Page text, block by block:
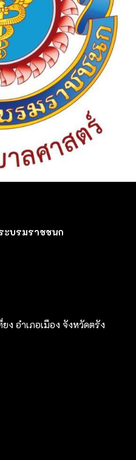
บรมราชชนก
ง อำเภอเมือง จังหวัดตรัง